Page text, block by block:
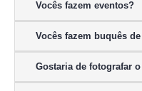
Vocês fazem eventos?
Vocês fazem buquês
Gostaria de fotografar